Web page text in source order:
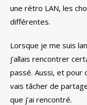
une rétro LAN, les
différentes.
Lorsque je me suis
j’allais rencontrer
passé. Aussi, et pour
vais tâcher de
que j’ai rencontré.